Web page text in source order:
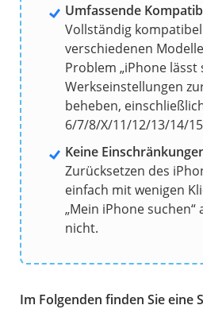
Umfassende
Vollständig
verschiedenen
Problem „iPhone
Werkseinstellungen
beheben,
6/7/8/X/11/12/13/14/
Keine
Zurücksetzen des
einfach mit wenigen
„Mein iPhone
nicht.
Im Folgenden finden Sie eine